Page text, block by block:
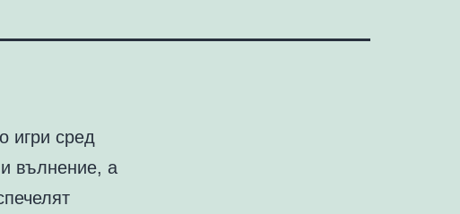
игри сред
и вълнение, а